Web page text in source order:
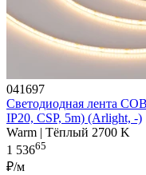
041697
Светодиодная лента
IP20, CSP, 5m) (Arlight, -)
Warm | Тёплый 2700 K
1 53665
₽/м